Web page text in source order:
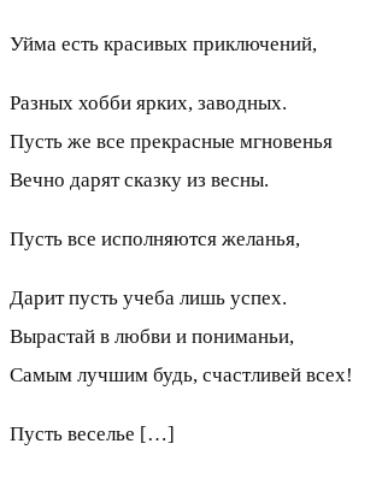
Уйма есть красивых приключений,
Разных хобби ярких, заводных.
Пусть же все прекрасные мгновенья
Вечно дарят сказку из весны.
Пусть все исполняются желанья,
Дарит пусть учеба лишь успех.
Вырастай в любви и пониманьи,
Самым лучшим будь, счастливей всех!
Пусть веселье […]